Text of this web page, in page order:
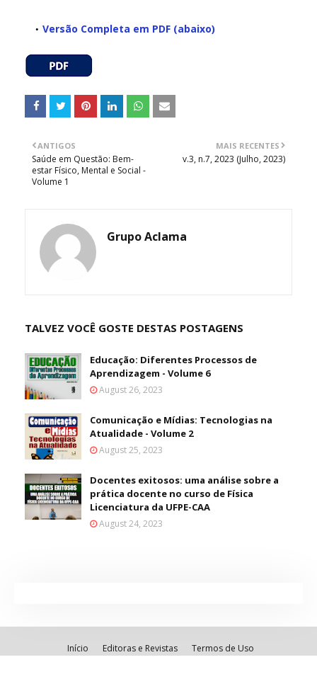
Versão Completa em PDF (abaixo)
MAIS RECENTES
v.3, n.7, 2023 (Julho, 2023)
ANTIGOS
Saúde em Questão: Bem-
estar Físico, Mental e Social -
Volume 1
Grupo Aclama
TALVEZ VOCÊ GOSTE DESTAS POSTAGENS
Educação: Diferentes Processos de
Aprendizagem - Volume 6
August 26, 2023
Comunicação e Mídias: Tecnologias na
Atualidade - Volume 2
August 25, 2023
Docentes exitosos: uma análise sobre a
prática docente no curso de Física
Licenciatura da UFPE-CAA
August 24, 2023
Início Editoras e Revistas
Termos de Uso